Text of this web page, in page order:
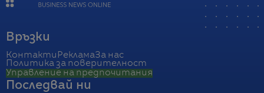
Връзки
Контакти РекламаЗа нас
Политика за поверителност
Управление на предпочитания
Последвай ни